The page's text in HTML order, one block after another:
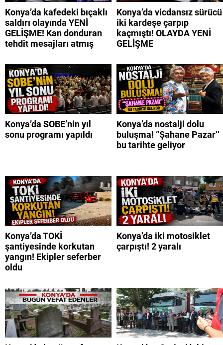
Konya’da kafedeki bıçaklı
saldırı olayında YENİ
GELİŞME! Kan donduran
tehdit mesajları atmış
Konya’da vicdansız sürücü
iki kardeşe çarpıp
kaçmıştı! OLAYDA YENİ
GELİŞME
Konya’da SOBE’nin yıl
sonu programı yapıldı
Konya’da nostalji dolu
buluşma! “Şahane Pazar’’
bu tarihte geliyor
Konya’da TOKİ
şantiyesinde korkutan
yangın! Ekipler seferber
oldu
Konya’da iki motosiklet
çarpıştı! 2 yaralı